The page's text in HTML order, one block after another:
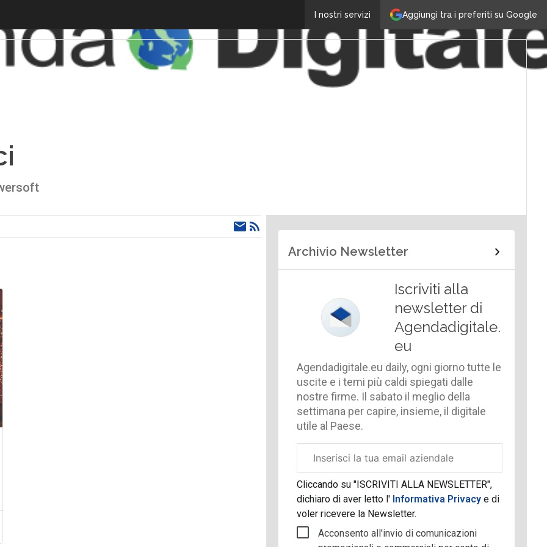
Aggiungi tra i preferiti su Google
I nostri servizi
Archivio Newsletter
Iscriviti alla
newsletter di
Agendadigitale.
eu
Agendadigitale.eu daily, ogni giorno tutte le
uscite e i temi più caldi spiegati dalle
nostre firme. Il sabato il meglio della
settimana per capire, insieme, il digitale
utile al Paese.
aziendale
Cliccando su "ISCRIVITI ALLA NEWSLETTER",
dichiaro di aver letto l' Informativa Privacye di
voler ricevere la Newsletter.
Acconsento all'invio di comunicazioni